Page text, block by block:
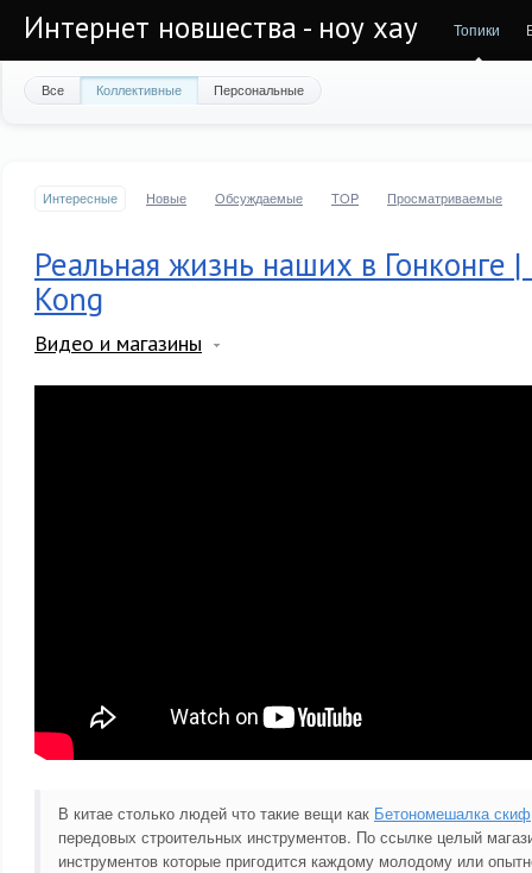
Интернет новшества - ноу хау Топики
Все Коллективные Персональные
Интересные Новые Обсуждаемые TOP Просматриваемые
Реальная жизнь наших в Гонконге
Kong
Видео и магазины
В китае столько людей что такие вещи как Бетономешалка скиф
передовых строительных инструментов. По ссылке целый
инструментов которые пригодится каждому молодому или